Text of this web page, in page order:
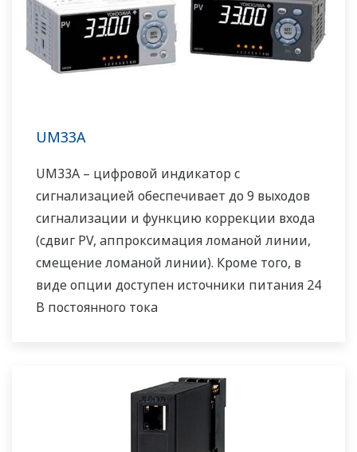
UM33A
UM33A – цифровой индикатор с
сигнализацией обеспечивает до 9 выходов
сигнализации и функцию коррекции входа
(сдвиг PV, аппроксимация ломаной линии,
смещение ломаной линии). Кроме того, в
виде опции доступен источники питания 24
В постоянного тока